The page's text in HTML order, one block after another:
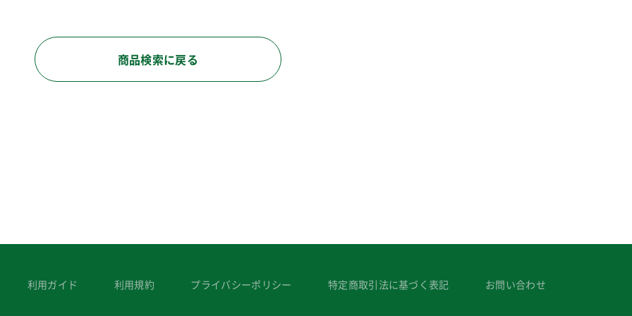
商品検索に戻る
利用ガイド 利用規約 プライバシーポリシー 特定商取引法に基づく表記 お問い合わせ